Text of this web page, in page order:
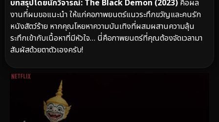
บทสรุปโดยนักวิจารณ์: The Black Demon (2023) คือผล
งานที่ผมขอแนะนำ ให้แก่คอภาพยนตร์แนวระทึกขวัญและคนรัก
หนังสัตว์ร้าย หากคุณโหยหาความบันเทิงที่ผสมผสานความลุ้น
ระทึกเข้ากับเนื้อหาที่มีหัวใจ… นี่คือภาพยนตร์ที่คุณต้องจัดเวลามา
สัมผัสด้วยตาตัวเองครับ!